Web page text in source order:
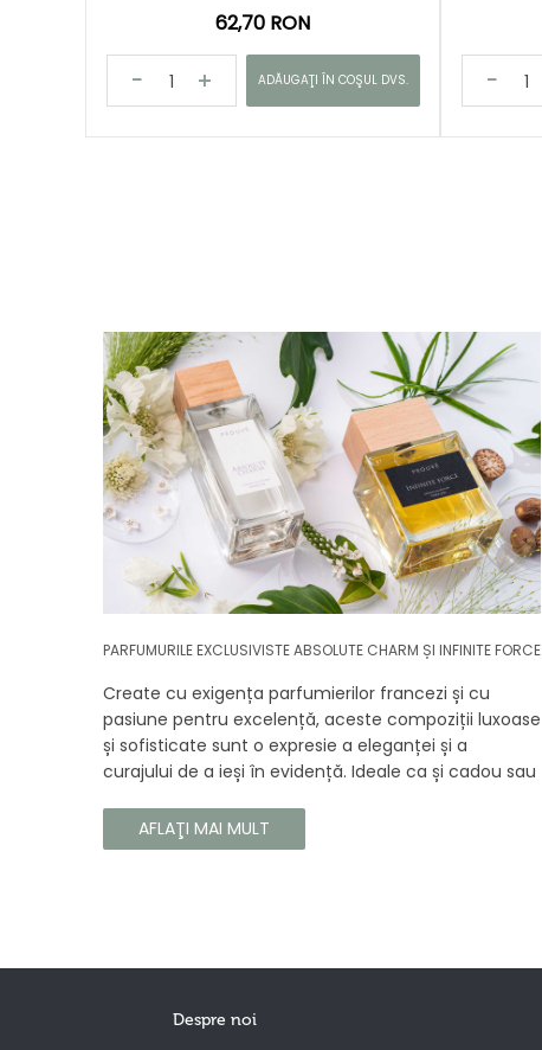
62,70 RON
ADĂUGAŢI ÎN COŞUL DVS.
PARFUMURILE EXCLUSIVISTE ABSOLUTE CHARM ȘI INFINITE FORCE
Create cu exigența parfumierilor francezi și cu
pasiune pentru excelență, aceste compoziții luxoase
și sofisticate sunt o expresie a eleganței și a
curajului de a ieși în evidență. Ideale ca și cadou sau
parfumuri sunt dedicate celor care doresc să atragă
atenția și să emane un caracter unic și puternic.
AFLAŢI MAI MULT
Despre noi